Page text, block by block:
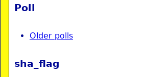
Poll
Older polls
sha_flag